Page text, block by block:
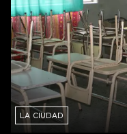
LA CIUDAD